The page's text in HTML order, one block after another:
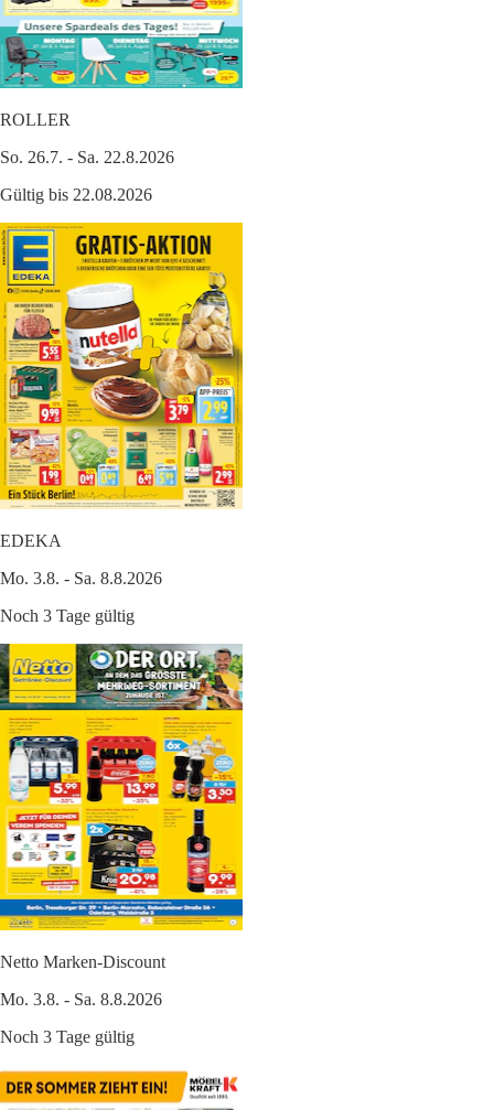
ROLLER
So. 26.7. - Sa. 22.8.2026
Gültig bis 22.08.2026
EDEKA
Mo. 3.8. - Sa. 8.8.2026
Noch 3 Tage gültig
Netto Marken-Discount
Mo. 3.8. - Sa. 8.8.2026
Noch 3 Tage gültig